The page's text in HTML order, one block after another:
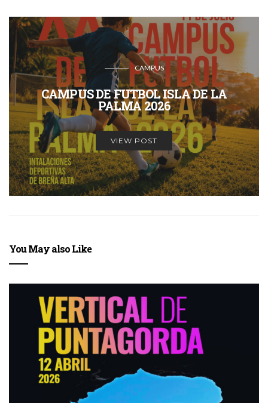
CAMPUS
CAMPUS DE FUTBOL ISLA DE LA
PALMA 2026
VIEW POST
You May also Like